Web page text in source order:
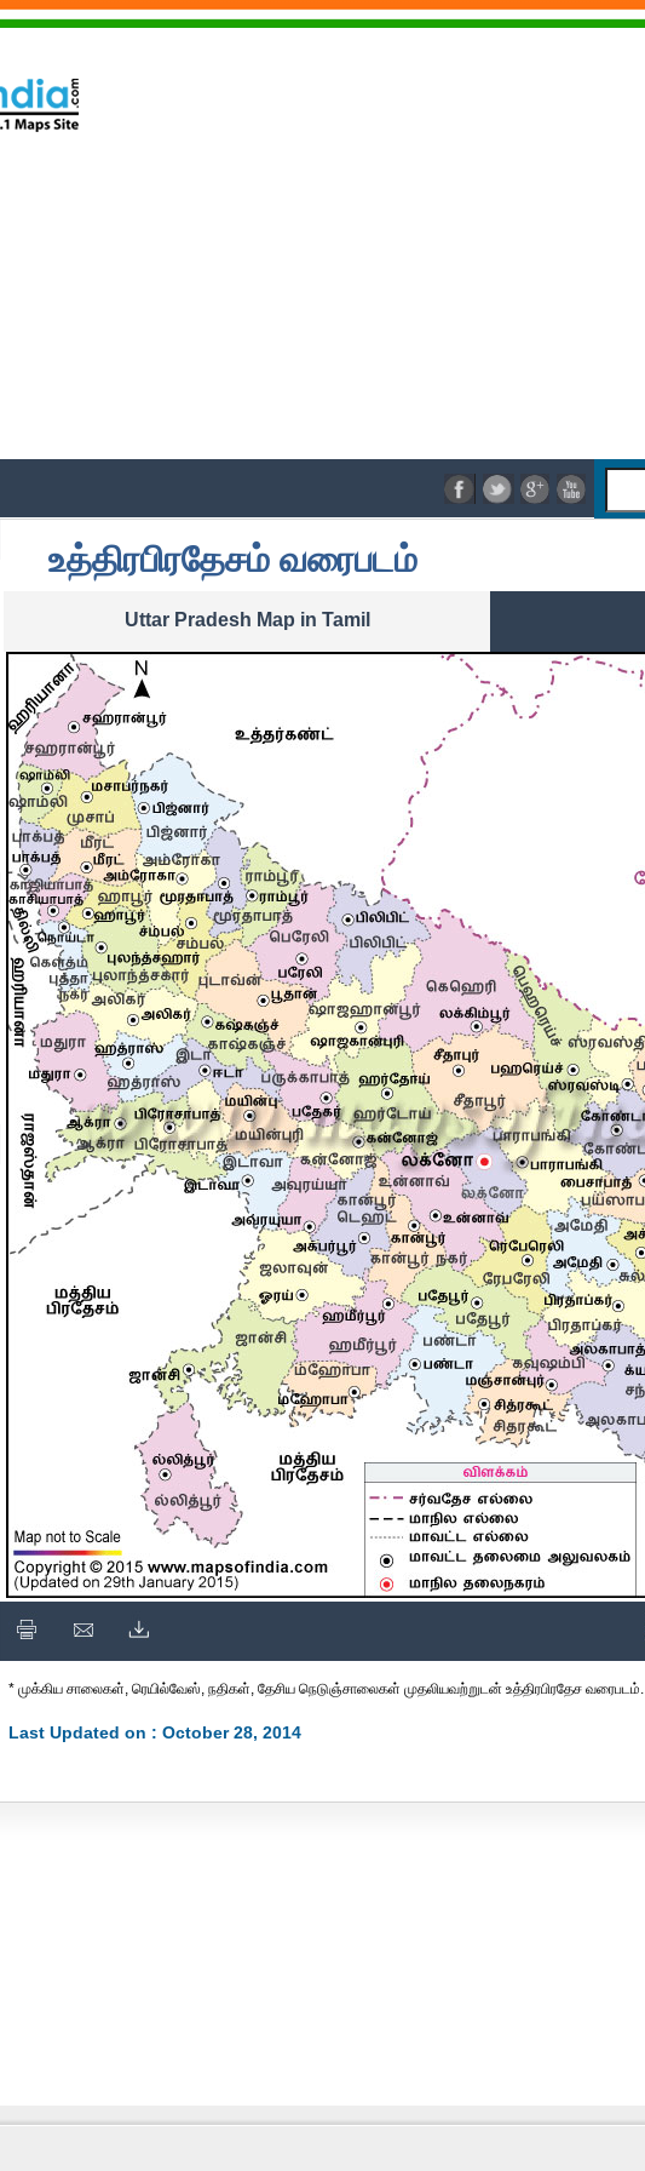
உத்திரபிரதேசம் வரைபடம்
Uttar Pradesh Map in Tamil
* முக்கிய சாலைகள், ரெயில்வேஸ், நதிகள், தேசிய நெடுஞ்சாலைகள் முதலியவற்றுடன் உத்திரபிரதேச வரைபடம்.
Last Updated on : October 28, 2014